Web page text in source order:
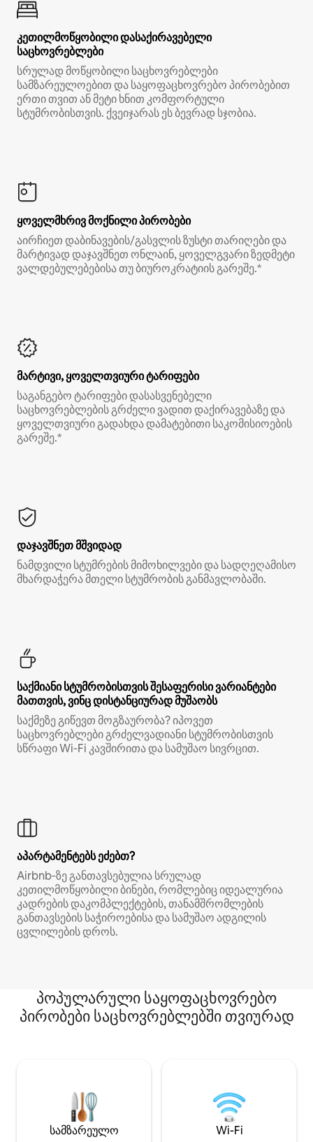
კეთილმოწყობილი დასაქირავებელი
საცხოვრებლები
სრულად მოწყობილი საცხოვრებლები
სამზარეულოებით და საყოფაცხოვრებო პირობებით
ერთი თვით ან მეტი ხნით კომფორტული
სტუმრობისთვის. ქვეიჯარას ეს ბევრად სჯობია.
ყოველმხრივ მოქნილი პირობები
აირჩიეთ დაბინავების/გასვლის ზუსტი თარიღები და
მარტივად დაჯავშნეთ ონლაინ, ყოველგვარი ზედმეტი
ვალდებულებებისა თუ ბიუროკრატიის გარეშე.*
მარტივი, ყოველთვიური ტარიფები
საგანგებო ტარიფები დასასვენებელი
საცხოვრებლების გრძელი ვადით დაქირავებაზე და
ყოველთვიური გადახდა დამატებითი საკომისიოების
გარეშე.*
დაჯავშნეთ მშვიდად
ნამდვილი სტუმრების მიმოხილვები და სადღეღამისო
მხარდაჭერა მთელი სტუმრობის განმავლობაში.
საქმიანი სტუმრობისთვის შესაფერისი ვარიანტები
მათთვის, ვინც დისტანციურად მუშაობს
საქმეზე გიწევთ მოგზაურობა? იპოვეთ
საცხოვრებლები გრძელვადიანი სტუმრობისთვის
სწრაფი Wi‑Fi კავშირითა და სამუშაო სივრცით.
აპარტამენტებს ეძებთ?
Airbnb‑ზე განთავსებულია სრულად
კეთილმოწყობილი ბინები, რომლებიც იდეალურია
კადრების დაკომპლექტების, თანამშრომლების
განთავსების საჭიროებისა და სამუშაო ადგილის
ცვლილების დროს.
პოპულარული საყოფაცხოვრებო
პირობები საცხოვრებლებში თვიურად
სამზარეულო Wi-Fi